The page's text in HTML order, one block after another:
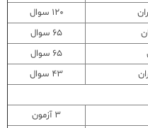
120 سوال
65 سوال
65 سوال
43 سوال
3 آزمون